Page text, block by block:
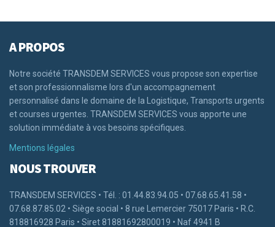
A PROPOS
Notre société TRANSDEM SERVICES vous propose son expertise
et son professionnalisme lors d'un accompagnement
personnalisé dans le domaine de la Logistique, Transports urgents
et courses urgentes. TRANSDEM SERVICES vous apporte une
solution immédiate à vos besoins spécifiques.
Mentions légales
NOUS TROUVER
TRANSDEM SERVICES • Tél. : 01.44.83.94.05 • 07.68.65.41.58 •
07.68.87.85.02 • Siège social • 8 rue Lemercier 75017 Paris • R.C.
818816928 Paris • Siret 81881692800019 • Naf 4941 B